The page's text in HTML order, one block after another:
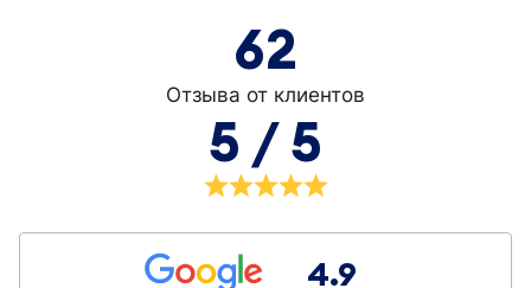
62
Отзыва от клиентов
5 / 5
4.9